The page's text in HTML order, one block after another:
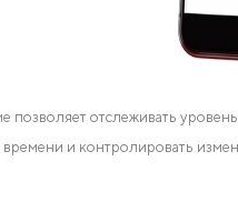
позволяет отслеживать
времени и контролировать